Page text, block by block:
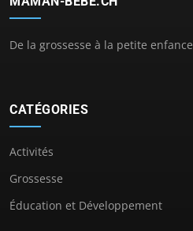
De la grossesse à la petite enfance
CATÉGORIES
Activités
Grossesse
Éducation et Développement